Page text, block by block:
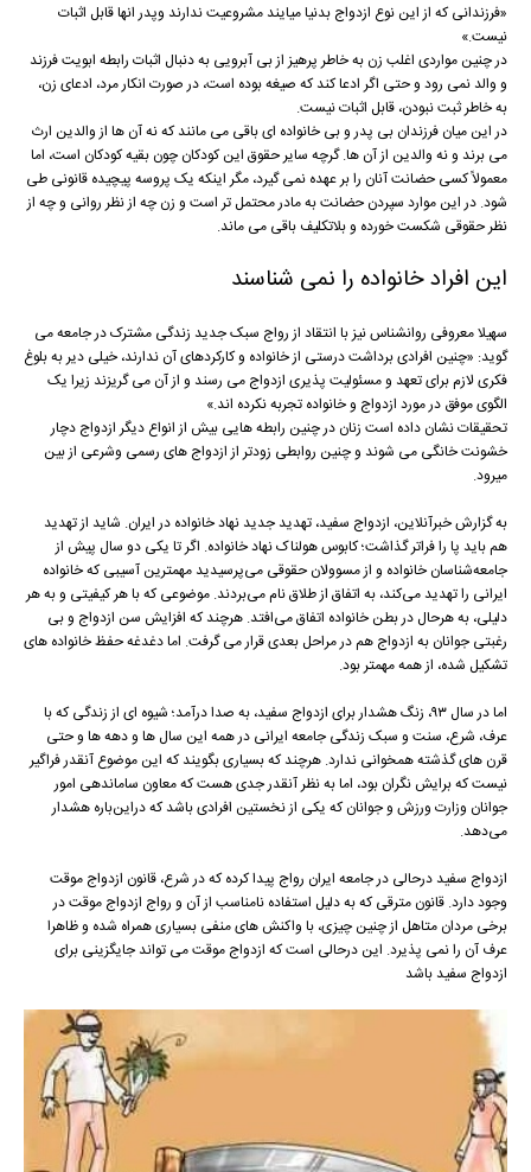
«فرزندانی که از این نوع ازدواج بدنیا میایند مشروعیت ندارند وپدر انها قابل اثبات
نیست.»
در چنین مواردی اغلب زن به خاطر پرهیز از بی آبرویی به دنبال اثبات رابطه ابویت فرزند
و والد نمی رود و حتی اگر ادعا کند که صیغه بوده است، در صورت انکار مرد، ادعای زن،
به خاطر ثبت نبودن، قابل اثبات نیست.
در این میان فرزندان بی پدر و بی خانواده ای باقی می مانند که نه آن ها از والدین ارث
می برند و نه والدین از آن ها. گرچه سایر حقوق این کودکان چون بقیه کودکان است، اما
معمولاً کسی حضانت آنان را بر عهده نمی گیرد، مگر اینکه یک پروسه پیچیده قانونی طی
شود. در این موارد سپردن حضانت به مادر محتمل تر است و زن چه از نظر روانی و چه از
نظر حقوقی شکست خورده و بلاتکلیف باقی می ماند.
اين افراد خانواده را نمی شناسند
سهیلا معروفی روانشناس نیز با انتقاد از رواج سبک جدید زندگی مشترک در جامعه می
گوید: «چنین افرادی برداشت درستی از خانواده و کارکردهای آن ندارند، خیلی دیر به بلوغ
فکری لازم برای تعهد و مسئولیت پذیری ازدواج می رسند و از آن می گریزند زیرا یک
الگوی موفق در مورد ازدواج و خانواده تجربه نکرده اند.»
تحقیقات نشان داده است زنان در چنین رابطه هایی بیش از انواع دیگر ازدواج دچار
خشونت خانگی می شوند و چنین روابطی زودتر از ازدواج های رسمی وشرعی از بین
میرود.
به گزارش خبرآنلاین، ازدواج سفید، تهدید جدید نهاد خانواده در ایران. شاید از تهدید
هم باید پا را فراتر گذاشت؛ کابوس هولناک نهاد خانواده. اگر تا یکی دو سال پیش از
جامعه‌شناسان خانواده و از مسوولان حقوقی می‌پرسیدید مهمترین آسیبی که خانواده
ایرانی را تهدید می‌کند، به اتفاق از طلاق نام می‌بردند. موضوعی که با هر کیفیتی و به هر
دلیلی، به هرحال در بطن خانواده اتفاق می‌افتد. هرچند که افزایش سن ازدواج و بی
رغبتی جوانان به ازدواج هم در مراحل بعدی قرار می گرفت. اما دغدغه حفظ خانواده های
تشکیل شده،‌ از همه مهمتر بود.
اما در سال ۹۳، زنگ هشدار برای ازدواج سفید، به صدا درآمد؛ شیوه ای از زندگی که با
عرف، شرع، سنت و سبک زندگی جامعه ایرانی در همه این سال ها و دهه ها و حتی
قرن های گذشته همخوانی ندارد. هرچند که بسیاری بگویند که این موضوع آنقدر فراگیر
نیست که برایش نگران بود، اما به نظر آنقدر جدی هست که معاون ساماندهی امور
جوانان وزارت ورزش و جوانان که یکی از نخستین افرادی باشد که دراین‌باره هشدار
می‌دهد.
ازدواج سفید درحالی در جامعه ایران رواج پیدا کرده که در شرع، قانون ازدواج موقت
وجود دارد. قانون مترقی که به دلیل استفاده نامناسب از آن و رواج ازدواج موقت در
برخی مردان متاهل از چنین چیزی، با واکنش های منفی بسیاری همراه شده و ظاهرا
عرف آن را نمی پذیرد. این درحالی است که ازدواج موقت می تواند جایگزینی برای
ازدواج سفید باشد